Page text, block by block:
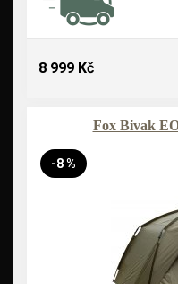
8 999 Kč
Fox Bivak
-8 %